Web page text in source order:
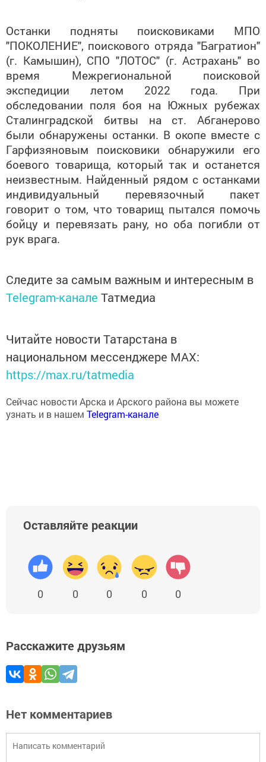
Останки подняты поисковиками МПО
"ПОКОЛЕНИЕ", поискового отряда "Багратион"
(г. Камышин), СПО "ЛОТОС" (г. Астрахань" во
время Межрегиональной поисковой
экспедиции летом 2022 года. При
обследовании поля боя на Южных рубежах
Сталинградской битвы на ст. Абганерово
были обнаружены останки. В окопе вместе с
Гарфизяновым поисковики обнаружили его
боевого товарища, который так и останется
неизвестным. Найденный рядом с останками
индивидуальный перевязочный пакет
говорит о том, что товарищ пытался помочь
бойцу и перевязать рану, но оба погибли от
рук врага.
Следите за самым важным и интересным в
Telegram-канале Татмедиа
Читайте новости Татарстана в
национальном мессенджере MАХ:
https://max.ru/tatmedia
Сейчас новости Арска и Арского района вы можете
узнать и в нашем Telegram-канале
Оставляйте реакции
0 0 0 0 0
Расскажите друзьям
Нет комментариев